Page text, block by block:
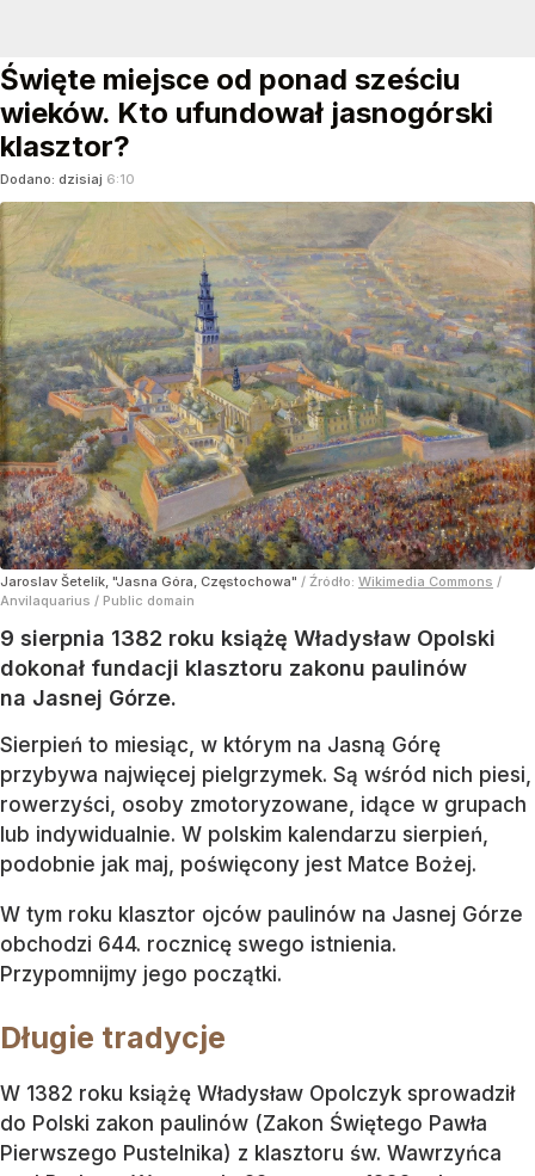
Święte miejsce od ponad sześciu
wieków. Kto ufundował jasnogórski
klasztor?
Dodano: dzisiaj 6:10
Jaroslav Šetelík, "Jasna Góra, Częstochowa" / Źródło: Wikimedia Commons /
Anvilaquarius / Public domain
9 sierpnia 1382 roku książę Władysław Opolski
dokonał fundacji klasztoru zakonu paulinów
na Jasnej Górze.
Sierpień to miesiąc, w którym na Jasną Górę
przybywa najwięcej pielgrzymek. Są wśród nich piesi,
rowerzyści, osoby zmotoryzowane, idące w grupach
lub indywidualnie. W polskim kalendarzu sierpień,
podobnie jak maj, poświęcony jest Matce Bożej.
W tym roku klasztor ojców paulinów na Jasnej Górze
obchodzi 644. rocznicę swego istnienia.
Przypomnijmy jego początki.
Długie tradycje
W 1382 roku książę Władysław Opolczyk sprowadził
do Polski zakon paulinów (Zakon Świętego Pawła
Pierwszego Pustelnika) z klasztoru św. Wawrzyńca